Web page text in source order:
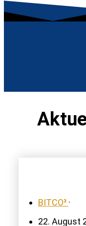
BITCO³ ·
22. August